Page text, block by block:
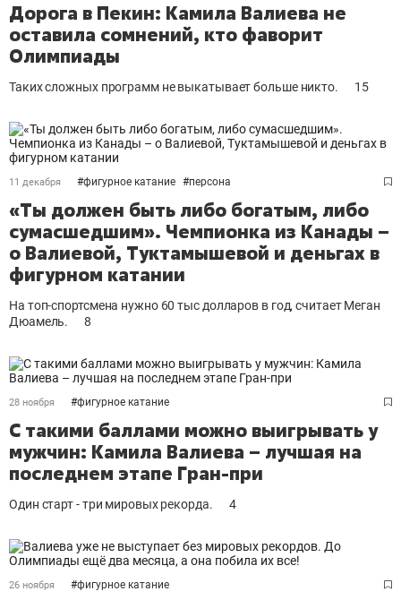
Дорога в Пекин: Камила Валиева не
оставила сомнений, кто фаворит
Олимпиады
Таких сложных программ не выкатывает больше никто. 15
11 декабря #фигурное катание #персона
«Ты должен быть либо богатым, либо
сумасшедшим». Чемпионка из Канады –
о Валиевой, Туктамышевой и деньгах в
фигурном катании
На топ-спортсмена нужно 60 тыс долларов в год, считает Меган
Дюамель.
8
28 ноября #фигурное катание
С такими баллами можно выигрывать у
мужчин: Камила Валиева – лучшая на
последнем этапе Гран-при
Один старт - три мировых рекорда. 4
26 ноября #фигурное катание